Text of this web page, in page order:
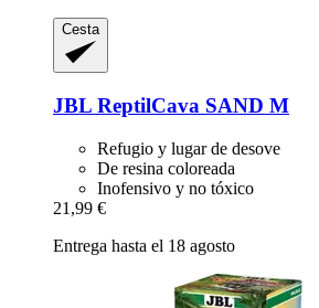
Cesta
JBL ReptilCava SAND M
Refugio y lugar de desove
De resina coloreada
Inofensivo y no tóxico
21,99 €
Entrega hasta el 18 agosto